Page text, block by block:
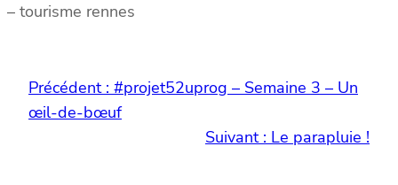
– tourisme rennes
Précédent : #projet52uprog – Semaine 3 – Un
œil-de-bœuf
Suivant : Le parapluie !